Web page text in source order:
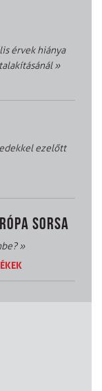
érvek hiánya
»
ezelőtt
SORSA
»